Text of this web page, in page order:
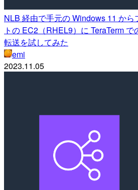
NLB 経由で手元の Windows 11 から
トの EC2（RHEL9）に TeraTerm
転送を試してみた
emi
2023.11.05